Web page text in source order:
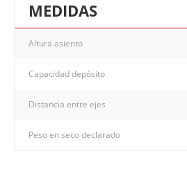
MEDIDAS
Altura asiento
Capacidad depósito
Distancia entre ejes
Peso en seco declarado